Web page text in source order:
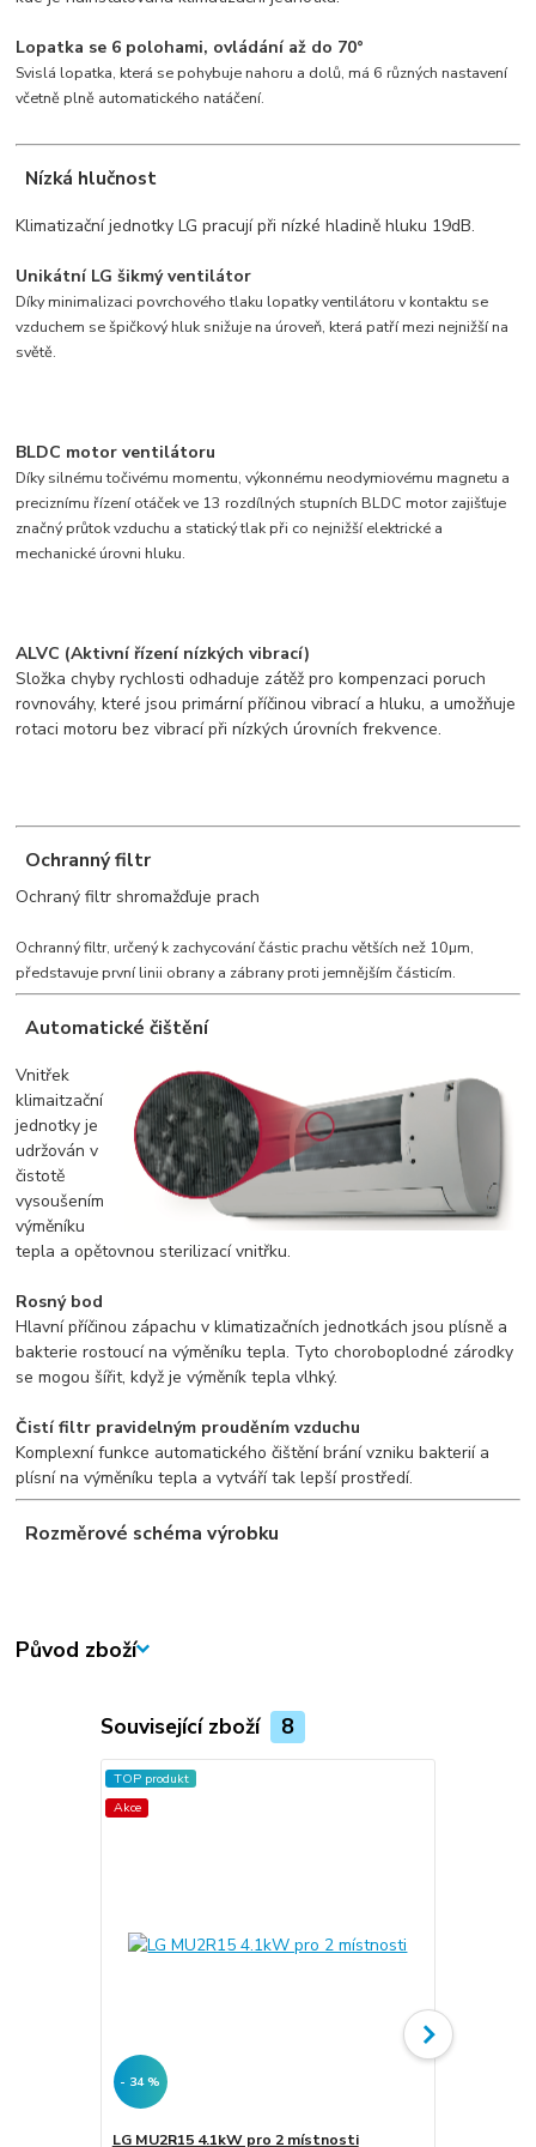
Lopatka se 6 polohami, ovládání až do 70°
Svislá lopatka, která se pohybuje nahoru a dolů, má 6 různých nastavení
včetně plně automatického natáčení.
Nízká hlučnost
Klimatizační jednotky LG pracují při nízké hladině hluku 19dB.
Unikátní LG šikmý ventilátor
Díky minimalizaci povrchového tlaku lopatky ventilátoru v kontaktu se
vzduchem se špičkový hluk snižuje na úroveň, která patří mezi nejnižší na
světě.
BLDC motor ventilátoru
Díky silnému točivému momentu, výkonnému neodymiovému magnetu a
preciznímu řízení otáček ve 13 rozdílných stupních BLDC motor zajišťuje
značný průtok vzduchu a statický tlak při co nejnižší elektrické a
mechanické úrovni hluku.
ALVC (Aktivní řízení nízkých vibrací)
Složka chyby rychlosti odhaduje zátěž pro kompenzaci poruch
rovnováhy, které jsou primární příčinou vibrací a hluku, a umožňuje
rotaci motoru bez vibrací při nízkých úrovních frekvence.
Ochranný filtr
Ochraný filtr shromažďuje prach
Ochranný filtr, určený k zachycování částic prachu větších než 10µm,
představuje první linii obrany a zábrany proti jemnějším částicím.
Automatické čištění
Vnitřek
klimaitzační
jednotky je
udržován v
čistotě
vysoušením
výměníku
tepla a opětovnou sterilizací vnitřku.
Rosný bod
Hlavní příčinou zápachu v klimatizačních jednotkách jsou plísně a
bakterie rostoucí na výměníku tepla. Tyto choroboplodné zárodky
se mogou šířit, když je výměník tepla vlhký.
Čistí filtr pravidelným prouděním vzduchu
Komplexní funkce automatického čištění brání vzniku bakterií a
plísní na výměníku tepla a vytváří tak lepší prostředí.
Rozměrové schéma výrobku
Původ zboží
Související zboží 8
TOP produkt
Akce
- 34 %
LG MU2R15 4.1kW pro 2 místnosti